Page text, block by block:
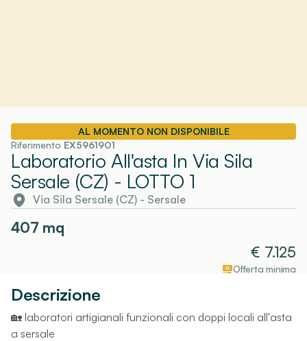
AL MOMENTO NON DISPONIBILE
Riferimento EX5961901
Laboratorio All'asta In Via Sila
Sersale (CZ) - LOTTO 1
Via Sila Sersale (CZ) - Sersale
407 mq
€ 7.125
Offerta minima
Descrizione
🏡 laboratori artigianali funzionali con doppi locali all'asta
a sersale